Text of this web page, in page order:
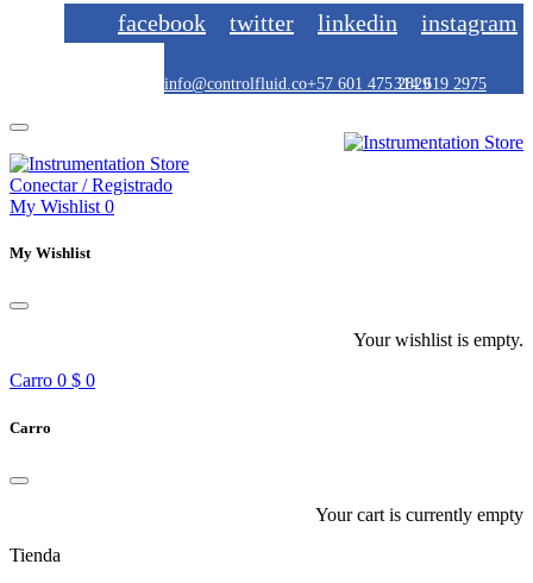
facebook twitter linkedin instagram
info@controlfluid.co+57 601 475 2829314 619 2975
Conectar / Registrado
My Wishlist 0
My Wishlist
Your wishlist is empty.
Carro 0 $ 0
Carro
Your cart is currently empty
Tienda